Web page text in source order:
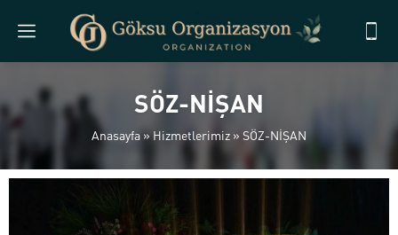
SÖZ-NİŞAN
Anasayfa »Hizmetlerimiz » SÖZ-NİŞAN